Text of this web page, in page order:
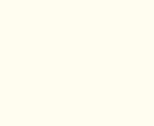
りでございます。 又のご来店お待